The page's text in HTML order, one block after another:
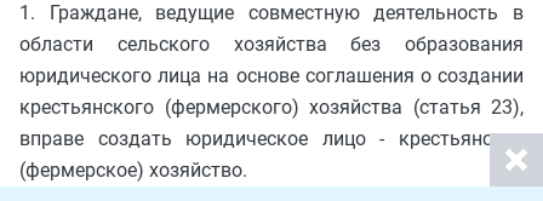
1. Граждане, ведущие совместную деятельность в
области сельского хозяйства без образования
юридического лица на основе соглашения о создании
крестьянского (фермерского) хозяйства (статья 23),
вправе создать юридическое лицо - крестьянское
(фермерское) хозяйство.